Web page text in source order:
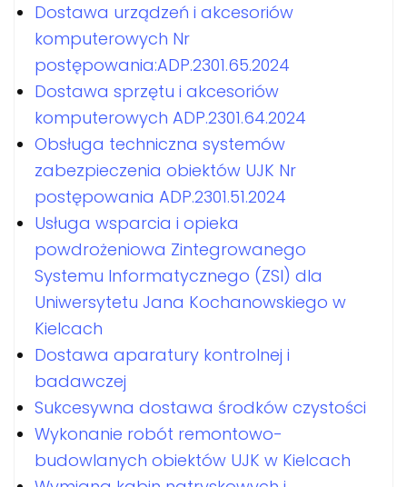
Dostawa urządzeń i akcesoriów
komputerowych Nr
postępowania:ADP.2301.65.2024
Dostawa sprzętu i akcesoriów
komputerowych ADP.2301.64.2024
Obsługa techniczna systemów
zabezpieczenia obiektów UJK Nr
postępowania ADP.2301.51.2024
Usługa wsparcia i opieka
powdrożeniowa Zintegrowanego
Systemu Informatycznego (ZSI) dla
Uniwersytetu Jana Kochanowskiego w
Kielcach
Dostawa aparatury kontrolnej i
badawczej
Sukcesywna dostawa środków czystości
Wykonanie robót remontowo-
budowlanych obiektów UJK w Kielcach